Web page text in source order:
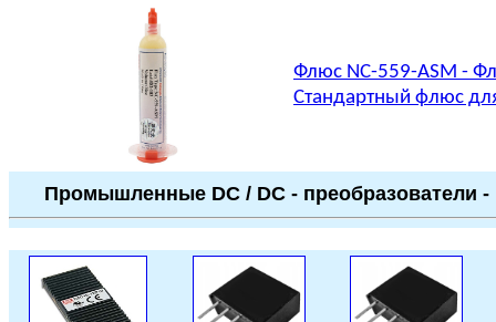
Флюс NC-559-ASM -
Стандартный флюс
Промышленные DC / DC - преобразователи